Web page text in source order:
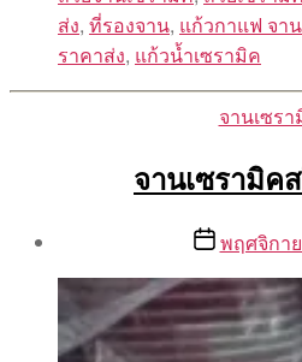
ส่ง, ที่รองจาน, แก้วกาแฟ จา
ราคาส่ง, แก้วน้ำเซรามิค
จานเซร
จานเซรามิค
Postพฤศจิกา